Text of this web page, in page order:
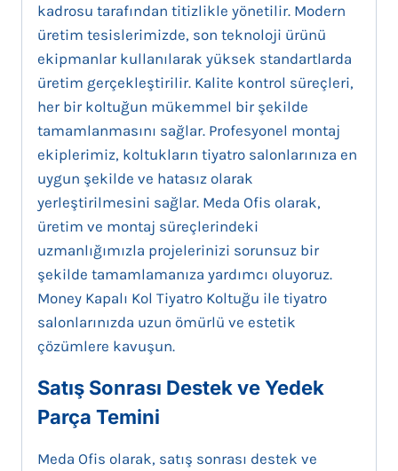
kadrosu tarafından titizlikle yönetilir. Modern
üretim tesislerimizde, son teknoloji ürünü
ekipmanlar kullanılarak yüksek standartlarda
üretim gerçekleştirilir. Kalite kontrol süreçleri,
her bir koltuğun mükemmel bir şekilde
tamamlanmasını sağlar. Profesyonel montaj
ekiplerimiz, koltukların tiyatro salonlarınıza en
uygun şekilde ve hatasız olarak
yerleştirilmesini sağlar. Meda Ofis olarak,
üretim ve montaj süreçlerindeki
uzmanlığımızla projelerinizi sorunsuz bir
şekilde tamamlamanıza yardımcı oluyoruz.
Money Kapalı Kol Tiyatro Koltuğu ile tiyatro
salonlarınızda uzun ömürlü ve estetik
çözümlere kavuşun.
Satış Sonrası Destek ve Yedek
Parça Temini
Meda Ofis olarak, satış sonrası destek ve